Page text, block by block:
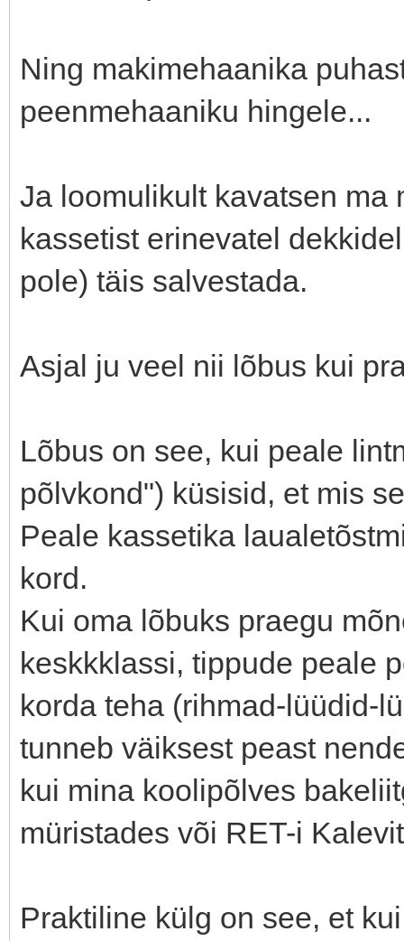
Ning makimehaanika
peenmehaaniku hingele...
Ja loomulikult kavatsen ma
kassetist erinevatel
pole) täis salvestada.
Asjal ju veel nii lõbus kui
Lõbus on see, kui peale
põlvkond") küsisid, et mis
Peale kassetika
kord.
Kui oma lõbuks praegu
keskkklassi, tippude peale
korda teha (rihmad-lüüdid-
tunneb väiksest peast
kui mina koolipõlves
müristades või RET-i
Praktiline külg on see, et